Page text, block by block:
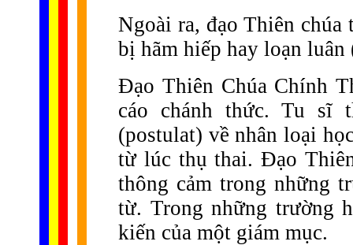
Ngoài ra, đạo Thiên
bị hãm hiếp hay loạn luân
Đạo Thiên Chúa Chính
cáo chánh thức. Tu sĩ
(postulat) về nhân loại
từ lúc thụ thai. Đạo
thông cảm trong những
từ. Trong những trường
kiến của một giám mục.